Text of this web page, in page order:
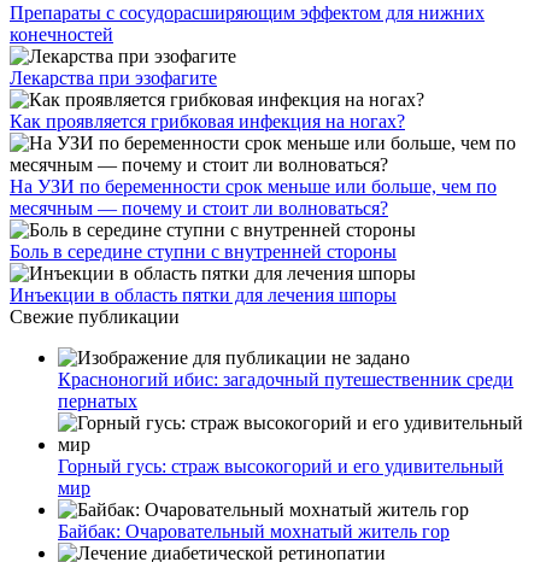
Препараты с сосудорасширяющим эффектом для нижних
конечностей
Лекарства при эзофагите
Как проявляется грибковая инфекция на ногах?
На УЗИ по беременности срок меньше или больше, чем по
месячным — почему и стоит ли волноваться?
Боль в середине ступни с внутренней стороны
Инъекции в область пятки для лечения шпоры
Свежие публикации
Красноногий ибис: загадочный путешественник среди
пернатых
Горный гусь: страж высокогорий и его удивительный
мир
Байбак: Очаровательный мохнатый житель гор